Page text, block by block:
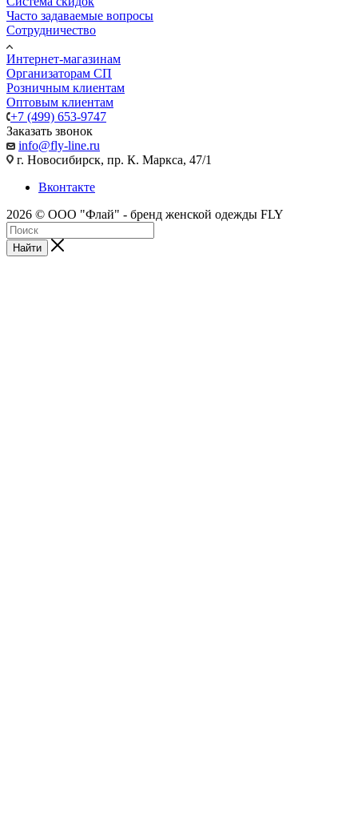
Часто задаваемые вопросы
Сотрудничество
Интернет-магазинам
Организаторам СП
Розничным клиентам
Оптовым клиентам
+7 (499) 653-9747
Заказать звонок
info@fly-line.ru
г. Новосибирск, пр. К. Маркса, 47/1
Вконтакте
2026 © ООО "Флай" - бренд женской одежды FLY
Найти